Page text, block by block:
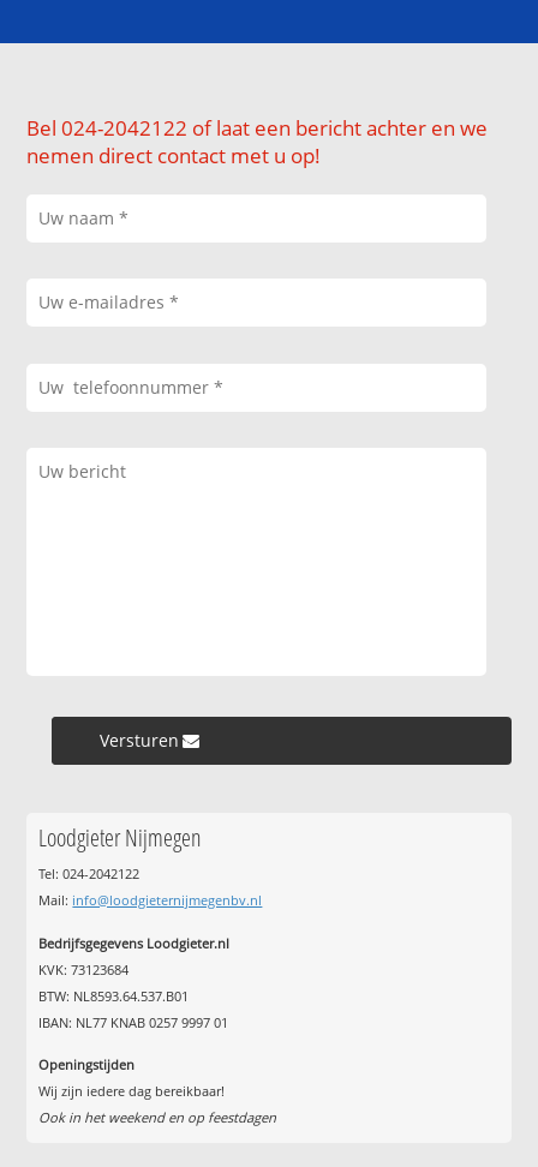
Bel 024-2042122 of laat een bericht achter en we
nemen direct contact met u op!
Versturen »
Loodgieter Nijmegen
Tel: 024-2042122
Mail: info@loodgieternijmegenbv.nl
Bedrijfsgegevens Loodgieter.nl
KVK: 73123684
BTW: NL8593.64.537.B01
IBAN: NL77 KNAB 0257 9997 01
Openingstijden
Wij zijn iedere dag bereikbaar!
Ook in het weekend en op feestdagen